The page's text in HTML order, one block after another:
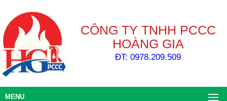
CÔNG TY TNHH PCCC
HOÀNG GIA
ĐT: 0978.209.509
MENU